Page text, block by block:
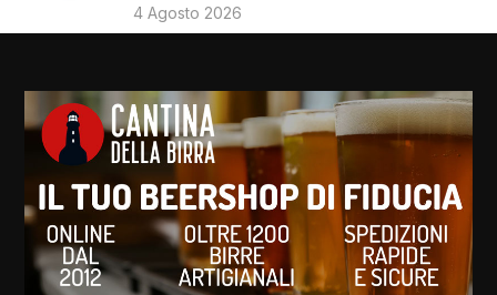
4 Agosto 2026